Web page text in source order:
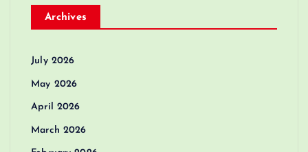
Archives
July 2026
May 2026
April 2026
March 2026